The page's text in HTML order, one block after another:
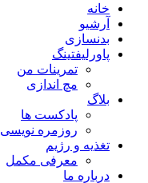
خانه
آرشیو
بدنسازی
پاورلیفتینگ
تمرینات من
مچ اندازی
بلاگ
پادکست ها
روزمره نویسی
تغذیه و رژیم
معرفی مکمل
درباره ما